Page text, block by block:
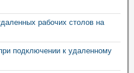
рабочих столов на
подключении к удаленному